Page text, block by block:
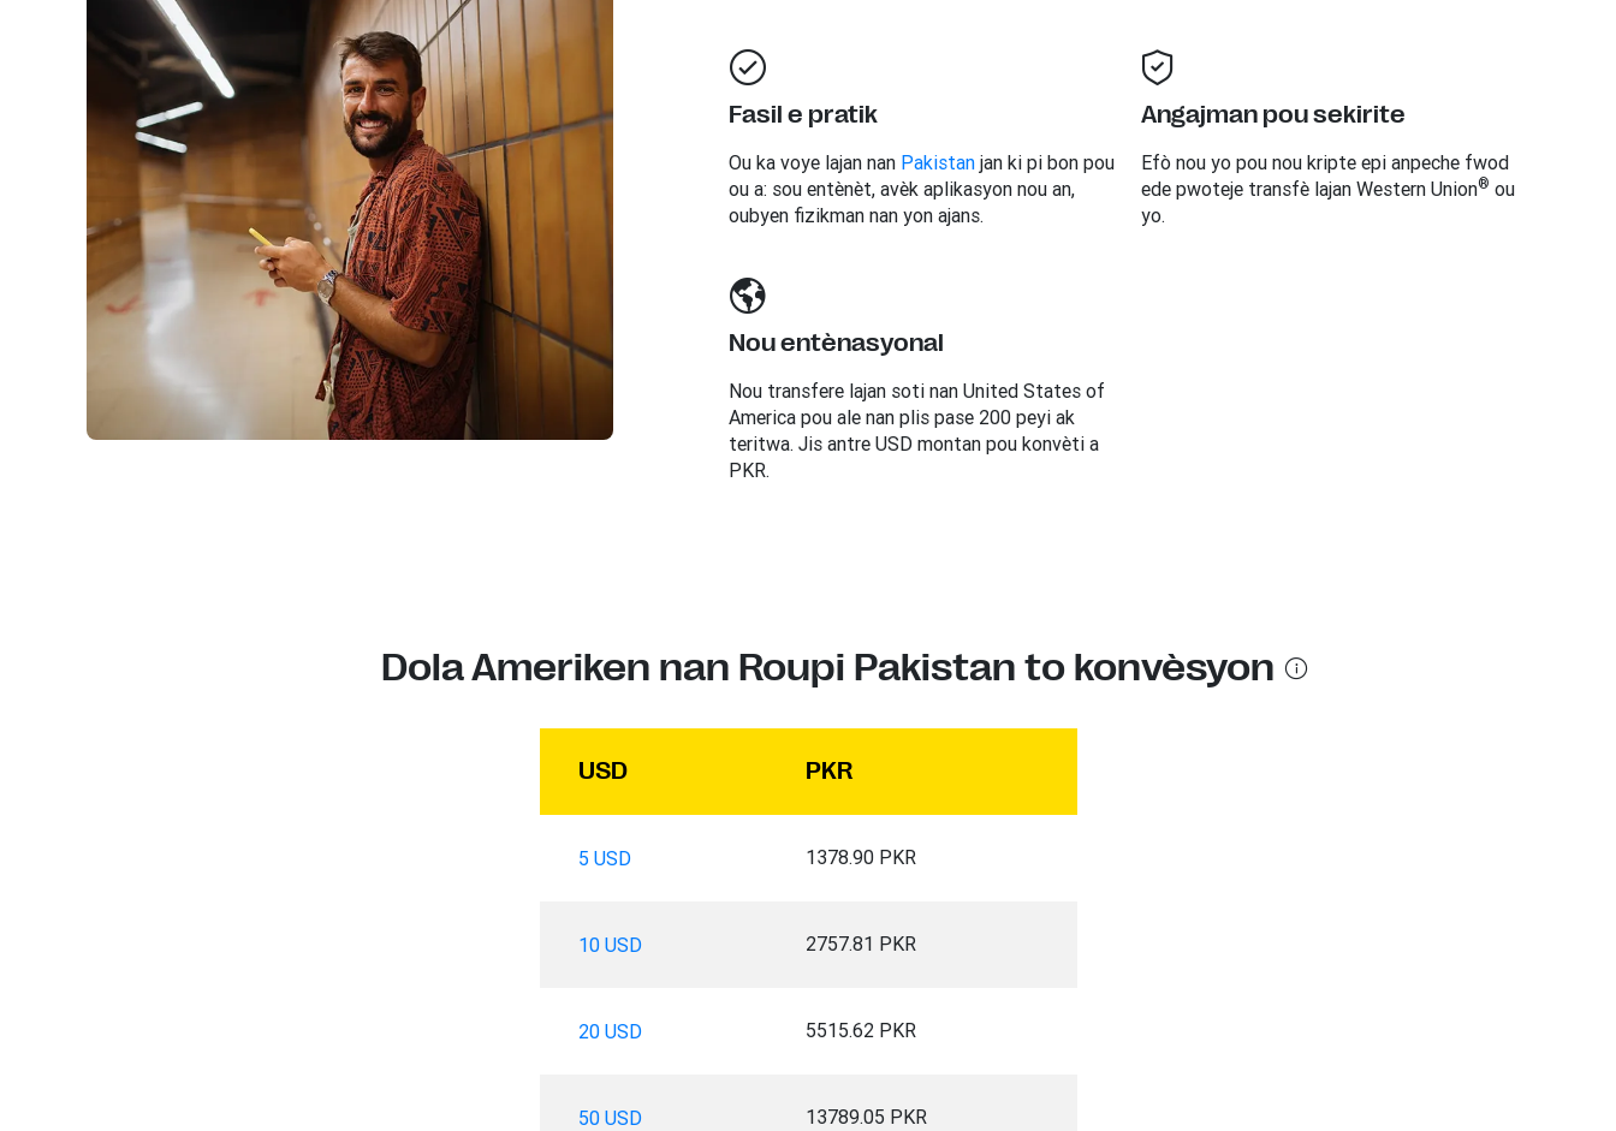
Fasil e pratik
Ou ka voye lajan nan Pakistanjan ki pi bon pou
ou a: sou entènèt, avèk aplikasyon nou an,
oubyen fizikman nan yon ajans.
Angajman pou sekirite
Efò nou yo pou nou kripte epi anpeche fwod
ede pwoteje transfè lajan Western Union® ou
yo.
Nou entènasyonal
Nou transfere lajan soti nan United States of
America pou ale nan plis pase 200 peyi ak
teritwa. Jis antre USD montan pou konvèti a
PKR.
Dola Ameriken nan Roupi Pakistan to konvèsyon
USD PKR
5 USD 1378.90 PKR
10 USD 2757.81 PKR
20 USD 5515.62 PKR
50 USD 13789.05 PKR